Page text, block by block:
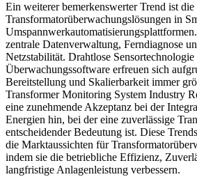
Ein weiterer bemerkenswerter Trend ist
Transformatorüberwachungslösungen in
zentrale Datenverwaltung, Ferndiagnose
Netzstabilität. Drahtlose
Überwachungssoftware erfreuen sich
Bereitstellung und Skalierbarkeit immer
Transformer Monitoring System Industry
eine zunehmende Akzeptanz bei der
Energien hin, bei der eine zuverlässige
entscheidender Bedeutung ist. Diese
die Marktaussichten für
indem sie die betriebliche Effizienz,
langfristige Anlagenleistung verbessern.